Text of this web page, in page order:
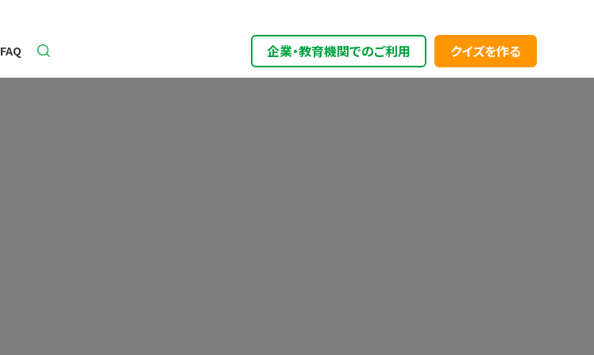
FAQ 企業・教育機関でのご利用 クイズを作る